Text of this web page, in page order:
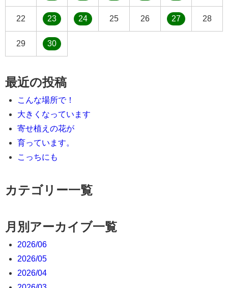
22 23 24 25 26 27 28
29 30
最近の投稿
こんな場所で！
大きくなっています
寄せ植えの花が
育っています。
こっちにも
カテゴリー一覧
月別アーカイブ一覧
2026/06
2026/05
2026/04